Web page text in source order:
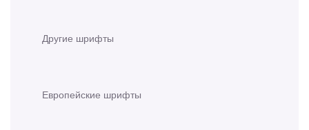
Другие шрифты
Европейские шрифты